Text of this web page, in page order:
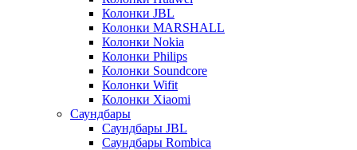
Колонки JBL
Колонки MARSHALL
Колонки Nokia
Колонки Philips
Колонки Soundcore
Колонки Wifit
Колонки Xiaomi
Саундбары
Саундбары JBL
Саундбары Rombica